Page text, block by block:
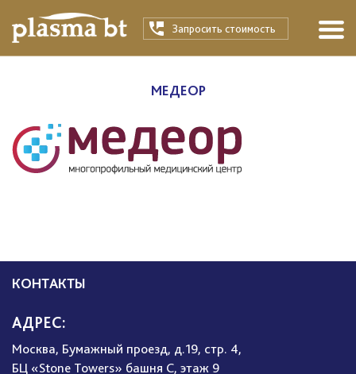
Запросить стоимость
МЕДЕОР
КОНТАКТЫ
АДРЕС:
Москва, Бумажный проезд, д.19, стр. 4,
БЦ «Stone Towers» башня C, этаж 9